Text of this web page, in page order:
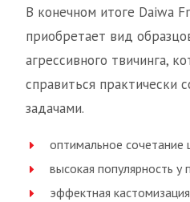
В конечном итоге Daiwa
приобретает вид
агрессивного твичинга,
справиться практически
задачами.
оптимальное сочетание
высокая популярность у
эффектная